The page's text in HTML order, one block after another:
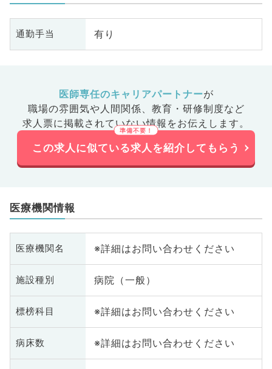
通勤手当 有り
医師専任のキャリアパートナーが
職場の雰囲気や人間関係、 教育・研修制度など
求人票に掲載されていない情報をお伝えします。
この求人に似ている求人を紹介してもらう
医療機関情報
医療機関名 ※詳細はお問い合わせください
施設種別 病院（一般）
標榜科目 ※詳細はお問い合わせください
病床数 ※詳細はお問い合わせください